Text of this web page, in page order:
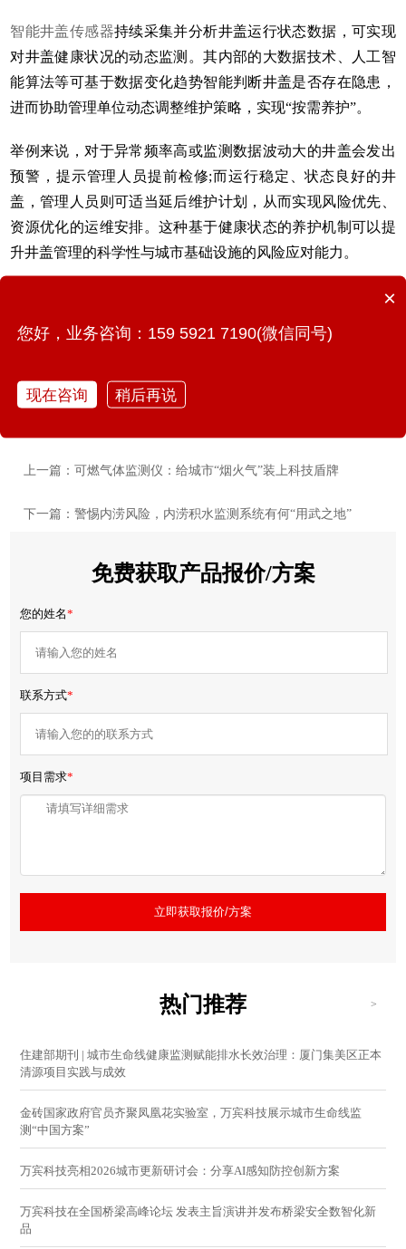
智能井盖传感器持续采集并分析井盖运行状态数据，可实现
对井盖健康状况的动态监测。其内部的大数据技术、人工智
能算法等可基于数据变化趋势智能判断井盖是否存在隐患，
进而协助管理单位动态调整维护策略，实现“按需养护”。
举例来说，对于异常频率高或监测数据波动大的井盖会发出
预警，提示管理人员提前检修;而运行稳定、状态良好的井
盖，管理人员则可适当延后维护计划，从而实现风险优先、
资源优化的运维安排。这种基于健康状态的养护机制可以提
升井盖管理的科学性与城市基础设施的风险应对能力。
不仅让城市井盖“看得见”“管得好”，更让市
在守护着城市运行的安全脉动。
上一篇：可燃气体监测仪：给城市“烟火气”装上科技盾牌
下一篇：警惕内涝风险，内涝积水监测系统有何“用武之地”
免费获取产品报价/方案
您的姓名*
联系方式*
项目需求*
立即获取报价/方案
热门推荐 >
住建部期刊 | 城市生命线健康监测赋能排水长效治理：厦门集美区正本
清源项目实践与成效
金砖国家政府官员齐聚凤凰花实验室，万宾科技展示城市生命线监
测“中国方案”
万宾科技亮相2026城市更新研讨会：分享AI感知防控创新方案
万宾科技在全国桥梁高峰论坛 发表主旨演讲并发布桥梁安全数智化新
品
×
您好，业务咨询：159 5921 7190(微信同号)
现在咨询 稍后再说